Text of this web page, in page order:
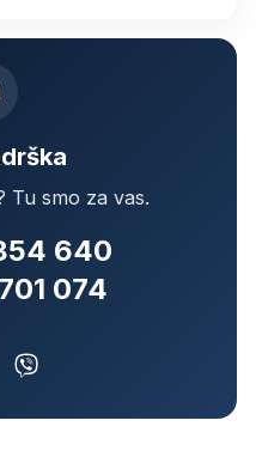
Tu smo za vas.
640
074